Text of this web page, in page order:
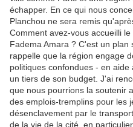
échapper. En ce qui nous
Planchou ne sera remis
Comment avez-vous accueilli
Fadema Amara ? C'est un
rappelle que la région engage
politiques confondues - en
un tiers de son budget. J'ai
que nous pourrions la soutenir
des emplois-tremplins pour les
désenclavement par le
de la vie de la cité, en